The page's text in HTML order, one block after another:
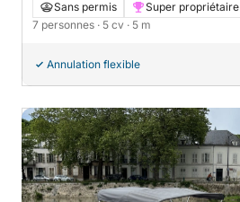
Sans permis
Super propriétaire
7 personnes · 5 cv · 5 m
Annulation flexible